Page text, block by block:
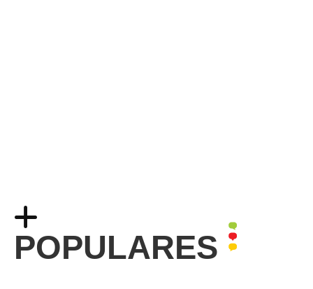
POPULARES